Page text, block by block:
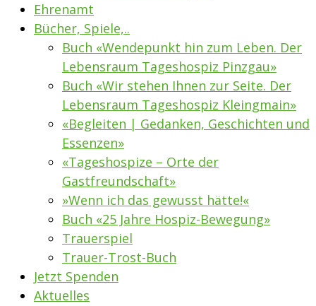
Ehrenamt
Bücher, Spiele,..
Buch «Wendepunkt hin zum Leben. Der
Lebensraum Tageshospiz Pinzgau»
Buch «Wir stehen Ihnen zur Seite. Der
Lebensraum Tageshospiz Kleingmain»
«Begleiten | Gedanken, Geschichten und
Essenzen»
«Tageshospize – Orte der
Gastfreundschaft»
»Wenn ich das gewusst hätte!«
Buch «25 Jahre Hospiz-Bewegung»
Trauerspiel
Trauer-Trost-Buch
Jetzt Spenden
Aktuelles